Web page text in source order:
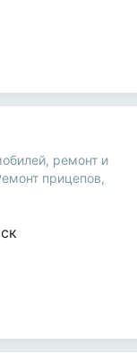
, ремонт и
прицепов,